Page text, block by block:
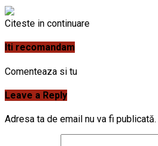
Citeste in continuare
Iti recomandam
Comenteaza si tu
Leave a Reply
Adresa ta de email nu va fi publicată.